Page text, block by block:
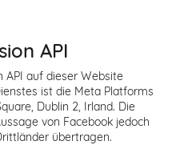
API
API auf dieser Website
ist die Meta Platforms
Dublin 2, Irland. Die
von Facebook jedoch
übertragen.